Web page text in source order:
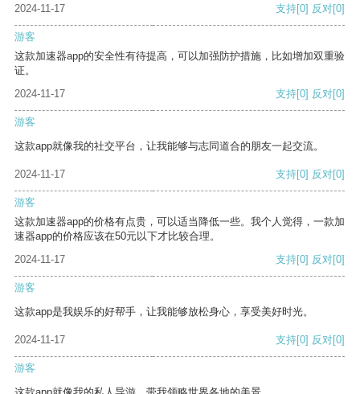
2024-11-17
支持[0] 反对[0]
游客
这款加速器app的安全性有待提高，可以加强防护措施，比如增加双重验
证。
2024-11-17
支持[0] 反对[0]
游客
这款app就像我的社交平台，让我能够与志同道合的朋友一起交流。
2024-11-17 支持[0] 反对[0]
游客
这款加速器app的价格有点贵，可以适当降低一些。我个人觉得，一款加
速器app的价格应该在50元以下才比较合理。
2024-11-17
支持[0] 反对[0]
游客
这款app是我娱乐的好帮手，让我能够放松身心，享受美好时光。
2024-11-17 支持[0] 反对[0]
游客